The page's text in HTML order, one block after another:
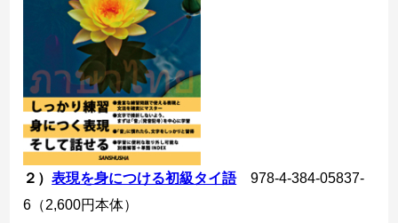
２）表現を身につける初級タイ語
978-4-384-05837-
6（2,600円本体）